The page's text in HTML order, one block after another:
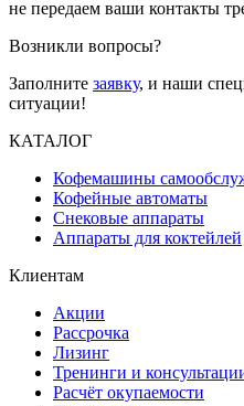
не передаем ваши контакты
Возникли вопросы?
Заполните заявку, и наши
ситуации!
КАТАЛОГ
Кофемашины
Кофейные автоматы
Снековые аппараты
Аппараты для коктейлей
Клиентам
Акции
Рассрочка
Лизинг
Тренинги и
Расчёт окупаемости